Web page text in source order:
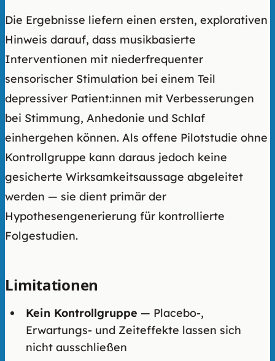
Die Ergebnisse liefern einen ersten, explorativen
Hinweis darauf, dass musikbasierte
Interventionen mit niederfrequenter
sensorischer Stimulation bei einem Teil
depressiver Patient:innen mit Verbesserungen
bei Stimmung, Anhedonie und Schlaf
einhergehen können. Als offene Pilotstudie ohne
Kontrollgruppe kann daraus jedoch keine
gesicherte Wirksamkeitsaussage abgeleitet
werden — sie dient primär der
Hypothesengenerierung für kontrollierte
Folgestudien.
Limitationen
Kein Kontrollgruppe — Placebo-,
Erwartungs- und Zeiteffekte lassen sich
nicht ausschließen